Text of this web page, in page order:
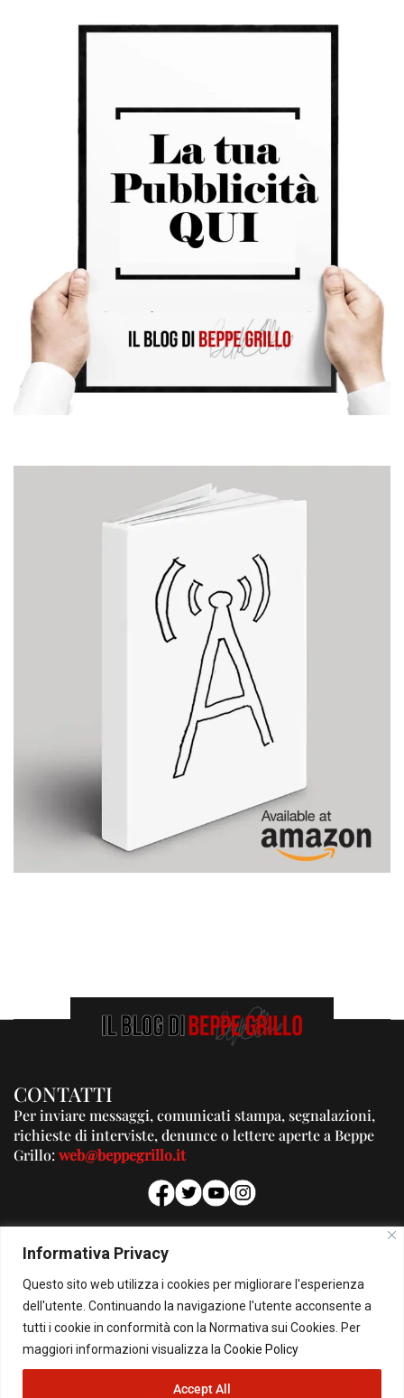
Informativa Privacy
Questo sito web utilizza i cookies per migliorare l'esperienza
dell'utente. Continuando la navigazione l'utente acconsente a
tutti i cookie in conformità con la Normativa sui Cookies. Per
maggiori informazioni visualizza la Cookie Policy
Accept All
CONTATTI
Per inviare messaggi, comunicati stampa, segnalazioni,
richieste di interviste, denunce o lettere aperte a Beppe
Grillo:web@beppegrillo.it
PUBBLICITA'
Per la tua pubblicità su questo Blog:
pubblicita@beppegrillo.it
© Copyright 2026 - Il Blog di Beppe Grillo. All Rights Reserved - Powered by